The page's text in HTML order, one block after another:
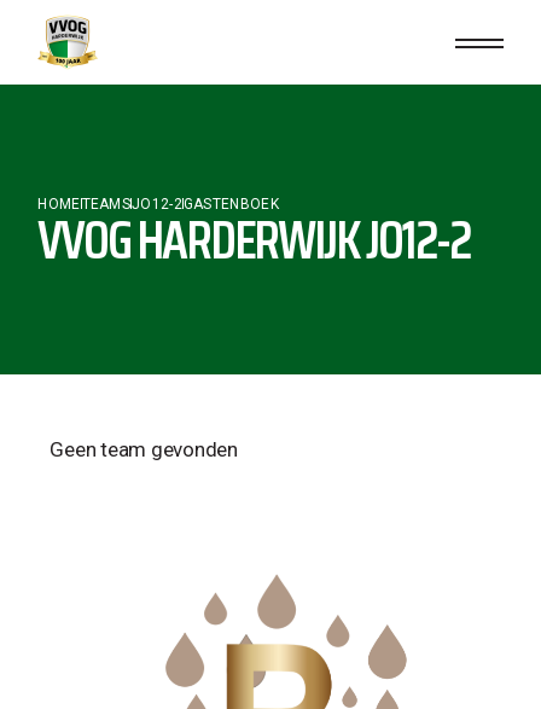
HOMETEAMSJO12-2GASTENBOEK
VVOG HARDERWIJK JO12-2
Geen team gevonden